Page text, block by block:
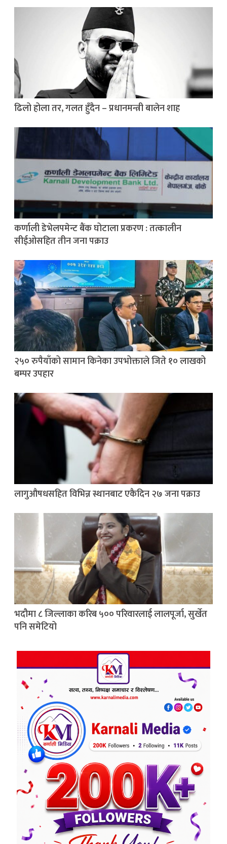
ढिलो होला तर, गलत हुँदैन – प्रधानमन्त्री बालेन शाह
कर्णाली डेभेलपमेन्ट बैंक घोटाला प्रकरण : तत्कालीन
सीईओसहित तीन जना पक्राउ
२५० रुपैयाँको सामान किनेका उपभोक्ताले जिते १० लाखको
बम्पर उपहार
लागुऔषधसहित विभिन्न स्थानबाट एकैदिन २७ जना पक्राउ
भदौमा ८ जिल्लाका करिब ५०० परिवारलाई लालपूर्जा, सुर्खेत
पनि समेटियो